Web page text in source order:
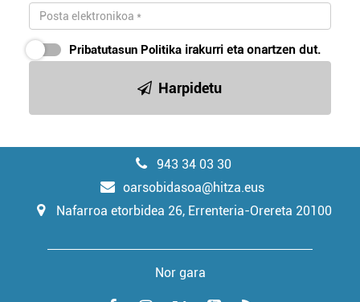
Pribatutasun Politika irakurri eta onartzen dut.
Harpidetu
943 34 03 30
oarsobidasoa@hitza.eus
Nafarroa etorbidea 26, Errenteria-Orereta 20100
Nor gara